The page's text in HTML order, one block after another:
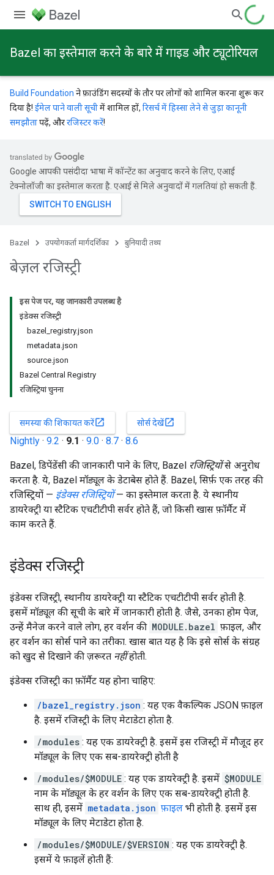
Bazel का इस्तेमाल करने के बारे में गाइड और ट्यूटोरियल
Build Foundation ने फ़ाउंडिंग सदस्यों के तौर पर लोगों को शामिल करना शुरू कर
दिया है! ईमेल पाने वाली सूचीमें शामिल हों, रिसर्च में हिस्सा लेने से जुड़ा कानूनी
समझौतापढ़ें, औररजिस्टर करें!
Google आपकी पसंदीदा भाषा में कॉन्टेंट का अनुवाद करने के लिए, एआई
टेक्नोलॉजी का इस्तेमाल करता है. एआई से मिले अनुवादों में गलतियां हो सकती हैं.
Bazel उपयोगकर्ता मार्गदर्शिका बुनियादी तथ्य
बेज़ल रजिस्ट्री
इस पेज पर, यह जानकारी उपलब्ध है
इंडेक्स रजिस्ट्री
bazel_registry.json
metadata.json
source.json
Bazel Central Registry
रजिस्ट्रियां चुनना
समस्या की शिकायत करेंopen_in_new सोर्स देखेंopen_in_new
Nightly · 9.2 · 9.1 · 9.0 · 8.7 · 8.6
Bazel, डिपेंडेंसी की जानकारी पाने के लिए, Bazel रजिस्ट्रियोंसे अनुरोध
करता है. ये, Bazel मॉड्यूल के डेटाबेस होते हैं. Bazel, सिर्फ़ एक तरह की
रजिस्ट्रियों — इंडेक्स रजिस्ट्रियों— का इस्तेमाल करता है. ये स्थानीय
डायरेक्ट्री या स्टैटिक एचटीटीपी सर्वर होते हैं, जो किसी खास फ़ॉर्मैट में
काम करते हैं.
इंडेक्स रजिस्ट्री
इंडेक्स रजिस्ट्री, स्थानीय डायरेक्ट्री या स्टैटिक एचटीटीपी सर्वर होती है.
इसमें मॉड्यूल की सूची के बारे में जानकारी होती है. जैसे, उनका होम पेज,
उन्हें मैनेज करने वाले लोग, हर वर्शन की MODULE.bazel फ़ाइल, और
हर वर्शन का सोर्स पाने का तरीका. खास बात यह है कि इसे सोर्स के संग्रह
को खुद से दिखाने की ज़रूरत नहींहोती.
इंडेक्स रजिस्ट्री का फ़ॉर्मैट यह होना चाहिए:
/bazel_registry.json : यह एक वैकल्पिक JSON फ़ाइल
है. इसमें रजिस्ट्री के लिए मेटाडेटा होता है.
/modules : यह एक डायरेक्ट्री है. इसमें इस रजिस्ट्री में मौजूद हर
मॉड्यूल के लिए एक सब-डायरेक्ट्री होती है
/modules/$MODULE : यह एक डायरेक्ट्री है. इसमें $MODULE
नाम के मॉड्यूल के हर वर्शन के लिए एक सब-डायरेक्ट्री होती है.
साथ ही, इसमें metadata.json फ़ाइल भी होती है. इसमें इस
मॉड्यूल के लिए मेटाडेटा होता है.
/modules/$MODULE/$VERSION : यह एक डायरेक्ट्री है.
इसमें ये फ़ाइलें होती हैं: